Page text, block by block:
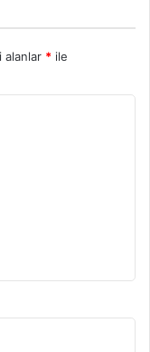
alanlar * ile